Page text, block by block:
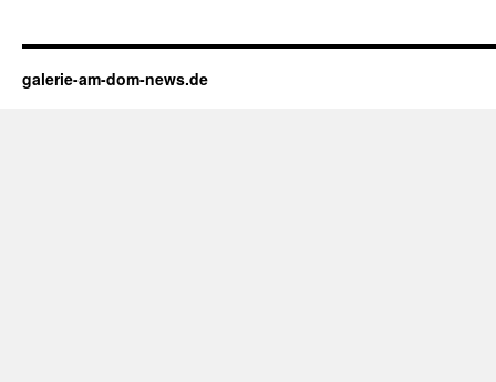
galerie-am-dom-news.de